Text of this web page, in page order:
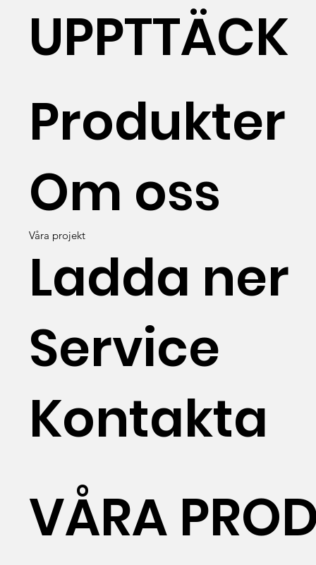
Produkter
Om oss
Våra projekt
Ladda ner
Service
Kontakta
UPPTTÄCK
VÅRA